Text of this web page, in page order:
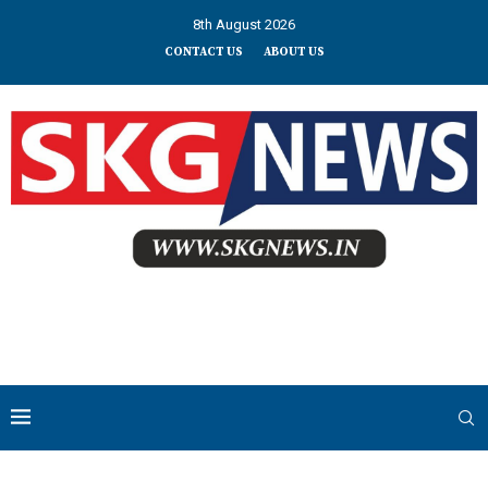
8th August 2026
CONTACT US ABOUT US